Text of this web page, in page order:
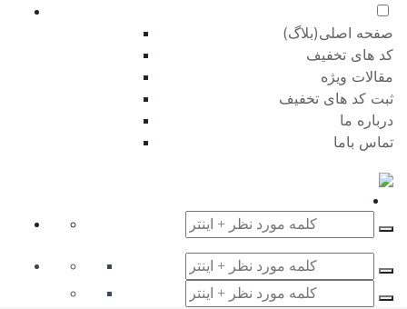
صفحه اصلی(بلاگ)
کد های تخفیف
مقالات ویژه
ثبت کد های تخفیف
درباره ما
تماس باما